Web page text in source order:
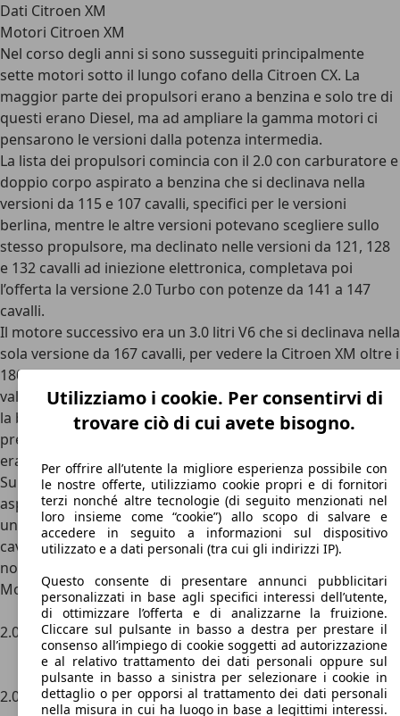
Dati Citroen XM
Motori Citroen XM
Nel corso degli anni si sono susseguiti principalmente
sette motori sotto il lungo cofano della Citroen CX. La
maggior parte dei propulsori erano a benzina e solo tre di
questi erano Diesel, ma ad ampliare la gamma motori ci
pensarono le versioni dalla potenza intermedia.
La lista dei propulsori comincia con il 2.0 con carburatore e
doppio corpo aspirato a benzina che si declinava nella
versioni da 115 e 107 cavalli, specifici per le versioni
berlina, mentre le altre versioni potevano scegliere sullo
stesso propulsore, ma declinato nelle versioni da 121, 128
e 132 cavalli ad iniezione elettronica, completava poi
l’offerta la versione2.0 Turbo con potenze da 141 a 147
cavalli.
Il motore successivo era un 3.0 litri V6 che si declinava nella
sola versione da 167 cavalli, per vedere la Citroen XM oltre i
180 cavalli occorreva scegliere ilpropulsore 3.0 V6 con 24
valvole che era in grado di portare la berlina a 200 cavalli o
la break da 190 CV. Tutte le versioni più potenti vedevano la
presenza della Break, ovvero della station, mentre le altre
erano disponibili solo nella variante berlina.
Sul fronte Diesel troviamo un propulsore da 2.1 litri
aspirato da 82 cavalli, un 2.1 turbodiesel da 109 cavalli e
una vecchia conoscenza, ovvero il 2.5 litri turbo da 129
cavalli, questi erano decisamente più poveri di cavalli, ma
non per questo meno potenti o duraturi.
MotorizzazioneCilindrata Potenza
kW/CV
Trazione Cambio
2.0 i 1998
78
kW/107
CV
Trazione
Anteriore
Cambio
manuale
2.0 i 1998
84
Trazione
Cambio
Utilizziamo i cookie. Per consentirvi di
trovare ciò di cui avete bisogno.
Per offrire all’utente la migliore esperienza possibile con
le nostre offerte, utilizziamo cookie propri e di fornitori
terzi nonché altre tecnologie (di seguito menzionati nel
loro insieme come “cookie”) allo scopo di salvare e
accedere in seguito a informazioni sul dispositivo
utilizzato e a dati personali (tra cui gli indirizzi IP).
Questo consente di presentare annunci pubblicitari
personalizzati in base agli specifici interessi dell’utente,
di ottimizzare l’offerta e di analizzarne la fruizione.
Cliccare sul pulsante in basso a destra per prestare il
consenso all’impiego di cookie soggetti ad autorizzazione
e al relativo trattamento dei dati personali oppure sul
pulsante in basso a sinistra per selezionare i cookie in
dettaglio o per opporsi al trattamento dei dati personali
nella misura in cui ha luogo in base a legittimi interessi.